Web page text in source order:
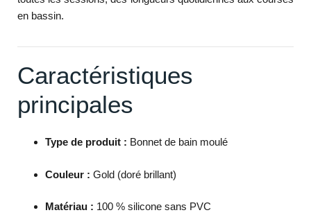
en bassin.
Caractéristiques
principales
Type de produit : Bonnet de bain moulé
Couleur : Gold (doré brillant)
Matériau : 100 % silicone sans PVC